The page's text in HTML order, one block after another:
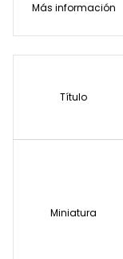
Más información
Título
Miniatura